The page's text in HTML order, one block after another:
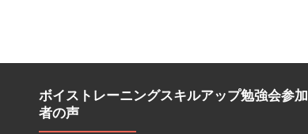
ボイストレーニングスキルアップ勉強会参加
者の声